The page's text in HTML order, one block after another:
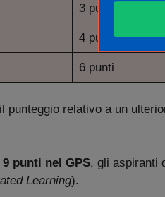
3 punti
4 punti
6 punti
punteggio relativo a un
punti nel GPS, gli aspiranti
Learning).